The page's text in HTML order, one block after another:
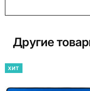
Другие
ХИТ